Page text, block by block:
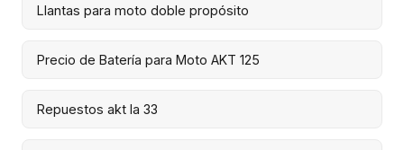
Llantas para moto doble propósito
Precio de Batería para Moto AKT 125
Repuestos akt la 33